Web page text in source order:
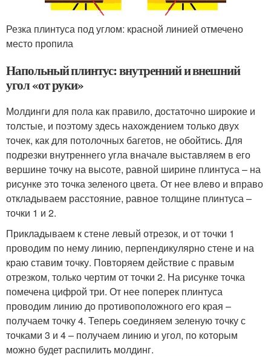
Резка плинтуса под углом: красной линией отмечено
место пропила
Напольный плинтус: внутренний и внешний
угол «от руки»
Молдинги для пола как правило, достаточно широкие и
толстые, и поэтому здесь нахождением только двух
точек, как для потолочных багетов, не обойтись. Для
подрезки внутреннего угла вначале выставляем в его
вершине точку на высоте, равной ширине плинтуса – на
рисунке это точка зеленого цвета. От нее влево и вправо
откладываем расстояние, равное толщине плинтуса –
точки 1 и 2.
Прикладываем к стене левый отрезок, и от точки 1
проводим по нему линию, перпендикулярно стене и на
краю ставим точку. Повторяем действие с правым
отрезком, только чертим от точки 2. На рисунке точка
помечена цифрой три. От нее поперек плинтуса
проводим линию до противоположного его края –
получаем точку 4. Теперь соединяем зеленую точку с
точками 3 и 4 – получаем линию и угол, по которым
можно будет распилить молдинг.